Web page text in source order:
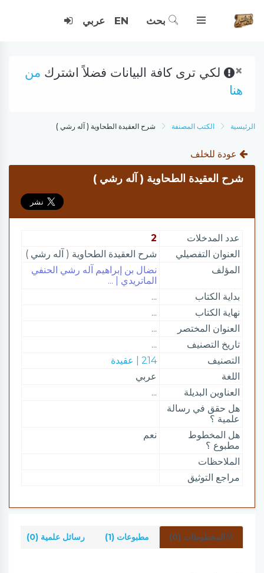
بحث EN عربي
× لكي ترى كافة البيانات فضلاً اشترك من
هنا
الرئيسية الكتب المصنفة شرح العقيدة الطحاوية ( آله رشي )
عودة للخلف
شرح العقيدة الطحاوية ( آله رشي )
عدد المدخلات
2
العنوان التفصيلي
شرح العقيدة الطحاوية ( آله رشي )
المؤلف
نضال بن إبراهيم آله رشي الحنفي
الماتريدي | ...
بداية الكتاب
...
نهاية الكتاب
...
العنوان المختصر
...
تاريخ التصنيف
...
التصنيف
214 | عقيدة
اللغة
عربي
العناوين البديلة
...
هل حقق في رسالة
علمية ؟
هل المخطوط
مطبوع ؟
نعم
الملاحظات
مراجع التوثيق
المخطوطات (0) مطبوعات (1) رسائل علمية (0)